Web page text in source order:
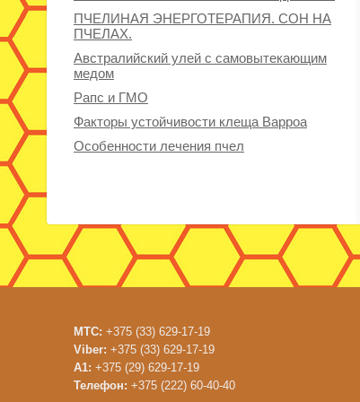
ПЧЕЛИНАЯ ЭНЕРГОТЕРАПИЯ. СОН НА
ПЧЕЛАХ.
Австралийский улей с самовытекающим
медом
Рапс и ГМО
Факторы устойчивости клеща Варроа
Особенности лечения пчел
МТС: +375 (33) 629-17-19
Viber: +375 (33) 629-17-19
A1: +375 (29) 629-17-19
Телефон: +375 (222) 60-40-40